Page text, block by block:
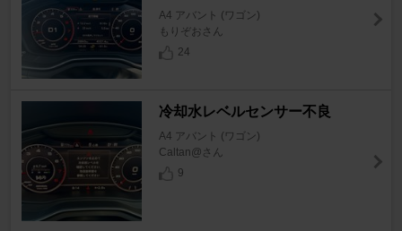
A4 アバント (ワゴン)
もりぞおさん
24
冷却水レベルセンサー不良
A4 アバント (ワゴン)
Caltan@さん
9